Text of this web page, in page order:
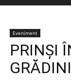
Eveniment
PRINȘI